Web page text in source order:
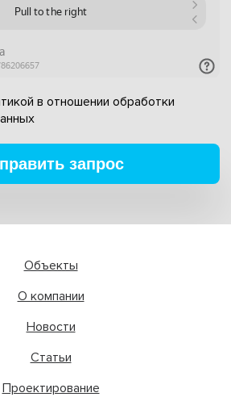
в отношении обработки
запрос
Объекты
О компании
Новости
Статьи
Проектирование